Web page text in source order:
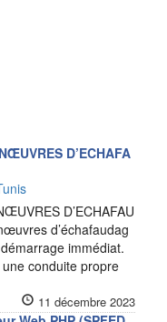
D’ECHAFA
D’ECHAFAU
d’échafaudag
immédiat.
conduite propre
11 décembre 2023